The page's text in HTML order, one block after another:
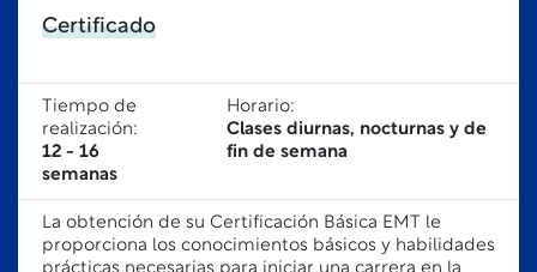
Certificado
Tiempo de
realización:
12 - 16
semanas
Horario:
Clases diurnas, nocturnas y de
fin de semana
La obtención de su Certificación Básica EMT le
proporciona los conocimientos básicos y habilidades